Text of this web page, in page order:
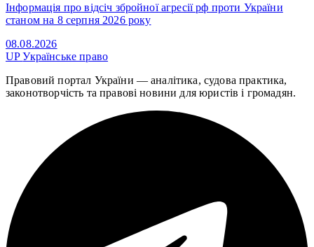
Інформація про відсіч збройної агресії рф проти України
станом на 8 серпня 2026 року
08.08.2026
UPУкраїнське право
Правовий портал України — аналітика, судова практика,
законотворчість та правові новини для юристів і громадян.